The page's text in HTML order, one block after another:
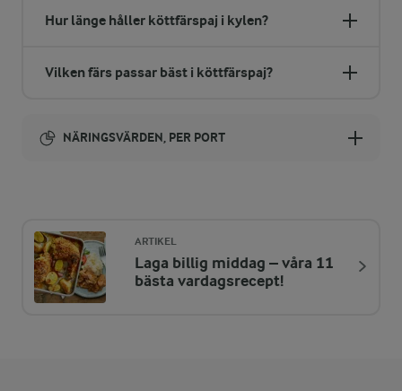
Hur länge håller köttfärspaj i kylen?
Vilken färs passar bäst i köttfärspaj?
NÄRINGSVÄRDEN, PER PORT
ENERGIDISTRIBUTION %
NÄRINGSVÄRDEN PER PORT
ARTIKEL
Laga billig middag – våra 11
bästa vardagsrecept!